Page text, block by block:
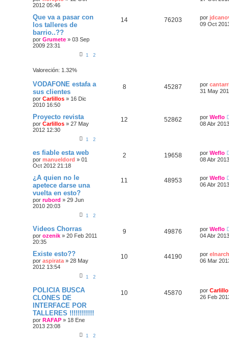
2012 05:46
Que va a pasar con
los talleres de
barrio..??
por Grumete » 03 Sep
2009 23:31
1 2
Valoreción: 1.32%
14 76203 por
09 Oct
VODAFONE estafa a
sus clientes
por Carlillos » 16 Dic
2010 16:50
8 45287 por
31 May
Proyecto revista
por Carlillos » 27 May
2012 12:30
1 2
12 52862 por Weflo
08 Abr
es fiable esta web
por manueldord » 01
Oct 2012 21:18
2 19658 por Weflo
08 Abr
¿A quien no le
apetece darse una
vuelta en esto?
por rubord » 29 Jun
2010 20:03
1 2
11 48953 por Weflo
06 Abr
Videos Chorras
por ozenik » 20 Feb 2011
20:35
9 49876 por Weflo
04 Abr
Existe esto??
por aspirata» 28 May
2012 13:54
1 2
10 44190 por
06 Mar
POLICIA BUSCA
CLONES DE
INTERFACE POR
TALLERES !!!!!!!!!!!!
por RAFAP » 18 Ene
2013 23:08
1 2
10 45870 por
26 Feb